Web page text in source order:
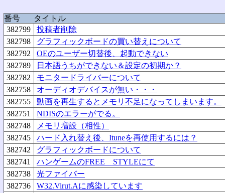
番号
タイトル
382799
投稿者削除
382798
グラフィックボードの買い替えについて
382792
OEのユーザー切替後、起動できない
382789
日本語うちができない＆設定の初期か？
382782
モニタードライバーについて
382758
オーディオデバイスが無い・・・
382755
動画を再生するとメモリ不足になってしまいます。
382751
NDISのエラーがでる。
382748
メモリ増設（相性）
382745
ハード入れ替え後、Ituneを再使用するには？
382742
グラフィックボードについて
382741
ハンゲームのFREE STYLEにて
382738
光ファイバー
382736
W32.Virut.Aに感染しています